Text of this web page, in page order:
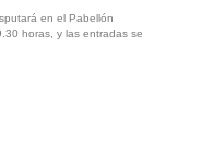
en el Pabellón
horas, y las entradas se